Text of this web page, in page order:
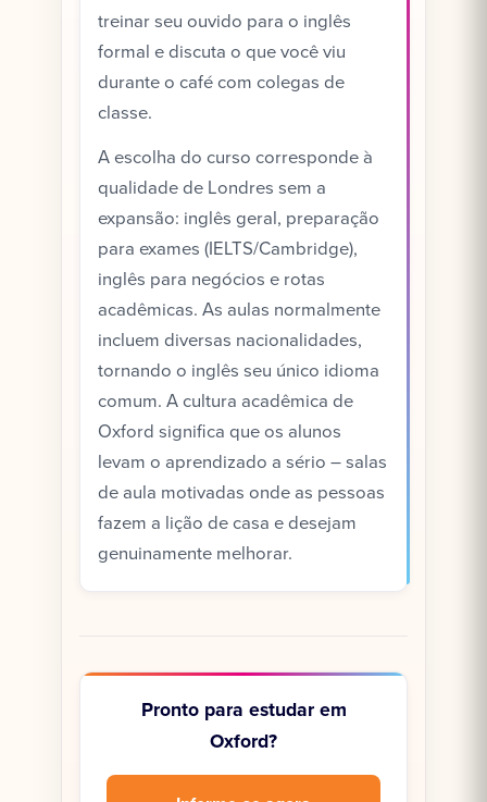
treinar seu ouvido para o inglês
formal e discuta o que você viu
durante o café com colegas de
classe.
A escolha do curso corresponde à
qualidade de Londres sem a
expansão: inglês geral, preparação
para exames (IELTS/Cambridge),
inglês para negócios e rotas
acadêmicas. As aulas normalmente
incluem diversas nacionalidades,
tornando o inglês seu único idioma
comum. A cultura acadêmica de
Oxford significa que os alunos
levam o aprendizado a sério – salas
de aula motivadas onde as pessoas
fazem a lição de casa e desejam
genuinamente melhorar.
Pronto para estudar em
Oxford?